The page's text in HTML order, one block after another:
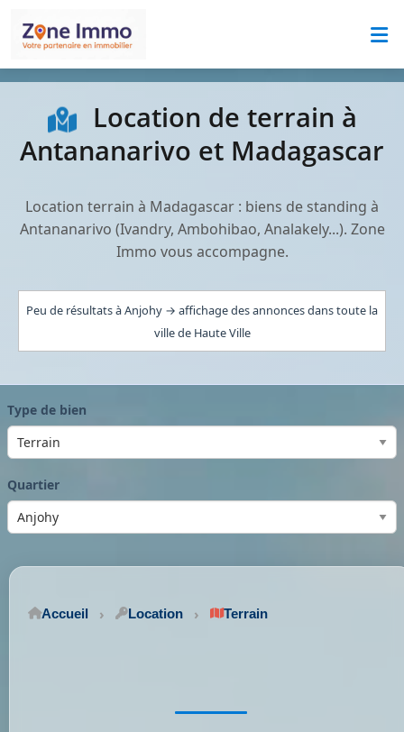
Location de terrain à
Antananarivo et Madagascar
Location terrain à Madagascar : biens de standing à
Antananarivo (Ivandry, Ambohibao, Analakely...). Zone
Immo vous accompagne.
Peu de résultats à Anjohy → affichage des annonces dans toute la
ville de Haute Ville
Type de bien
Quartier
Accueil Location Terrain